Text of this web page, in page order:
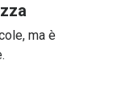
ma è